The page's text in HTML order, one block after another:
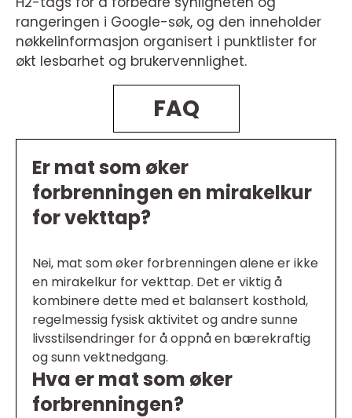
rangeringen i Google-søk, og den inneholder
nøkkelinformasjon organisert i punktlister for
økt lesbarhet og brukervennlighet.
FAQ
Er mat som øker
forbrenningen en mirakelkur
for vekttap?
Nei, mat som øker forbrenningen alene er ikke
en mirakelkur for vekttap. Det er viktig å
kombinere dette med et balansert kosthold,
regelmessig fysisk aktivitet og andre sunne
livsstilsendringer for å oppnå en bærekraftig
og sunn vektnedgang.
Hva er mat som øker
forbrenningen?